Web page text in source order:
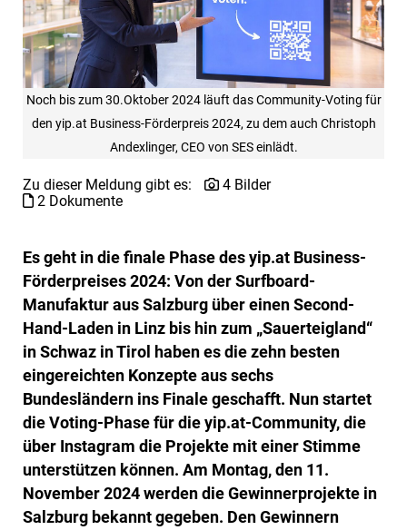
Noch bis zum 30.Oktober 2024 läuft das Community-Voting für
den yip.at Business-Förderpreis 2024, zu dem auch Christoph
Andexlinger, CEO von SES einlädt.
Zu dieser Meldung gibt es:
4 Bilder
2 Dokumente
Es geht in die finale Phase des yip.at Business-
Förderpreises 2024: Von der Surfboard-
Manufaktur aus Salzburg über einen Second-
Hand-Laden in Linz bis hin zum „Sauerteigland“
in Schwaz in Tirol haben es die zehn besten
eingereichten Konzepte aus sechs
Bundesländern ins Finale geschafft. Nun startet
die Voting-Phase für die yip.at-Community, die
über Instagram die Projekte mit einer Stimme
unterstützen können. Am Montag, den 11.
November 2024 werden die Gewinnerprojekte in
Salzburg bekannt gegeben. Den Gewinnern